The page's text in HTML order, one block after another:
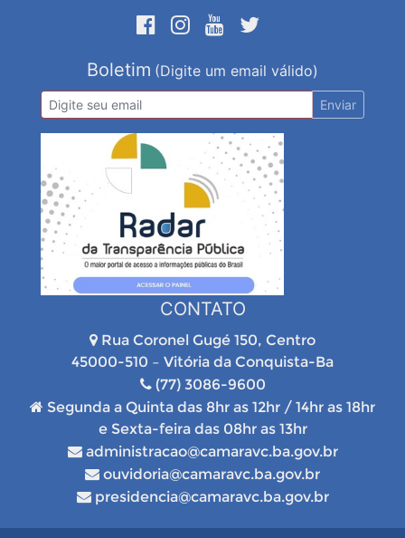
Boletim (Digite um email válido)
Enviar
CONTATO
Rua Coronel Gugé 150, Centro
45000-510 – Vitória da Conquista-Ba
(77) 3086-9600
Segunda a Quinta das 8hr as 12hr / 14hr as 18hr
e Sexta-feira das 08hr as 13hr
administracao@camaravc.ba.gov.br
ouvidoria@camaravc.ba.gov.br
presidencia@camaravc.ba.gov.br